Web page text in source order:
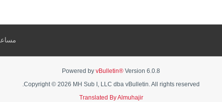
Powered by vBulletin® Version 6.0.8
Copyright © 2026 MH Sub I, LLC dba vBulletin. All rights reserved.
Translated By Almuhajir